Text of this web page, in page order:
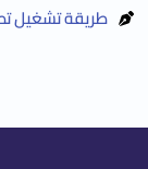
طريقة تشغيل